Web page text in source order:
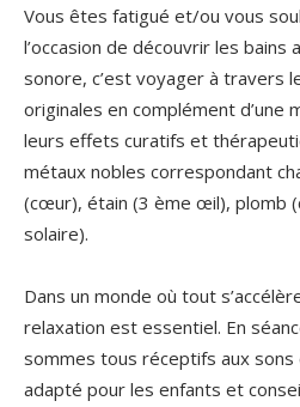
Vous êtes fatigué et/ou vous
l’occasion de découvrir les bains
sonore, c’est voyager à travers
originales en complément d’une
leurs effets curatifs et
métaux nobles correspondant
(cœur), étain (3 ème œil), plomb
solaire).
Dans un monde où tout
relaxation est essentiel. En
sommes tous réceptifs aux sons
adapté pour les enfants et